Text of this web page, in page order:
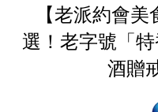
【老派約會
選！老字號「
酒贈